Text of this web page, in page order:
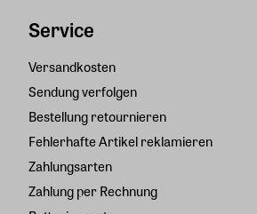
Service
Versandkosten
Sendung verfolgen
Bestellung retournieren
Fehlerhafte Artikel reklamieren
Zahlungsarten
Zahlung per Rechnung